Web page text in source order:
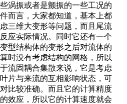
涡振或者是颤振的一些工况的
而言，大家都知道，基本上都
三维大变形等问题，而且尾流
应实际情况。同时它还有一个
型结构体的变形之后对流体的
时没有考虑结构的网格，所以
流固耦合集散来说，它是考虑
片与来流的互相影响状态，可
比较准确。而且它的计算精度
效应，所以它的计算速度就会